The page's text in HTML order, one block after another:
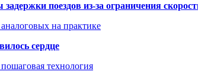
поездов из-за ограничения
на практике
сердце
технология